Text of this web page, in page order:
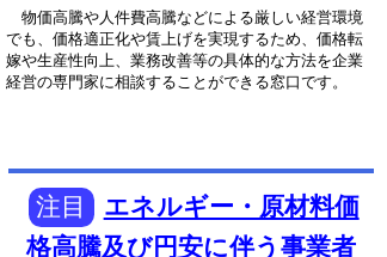
物価高騰や人件費高騰などによる厳しい経営環境
でも、価格適正化や賃上げを実現するため、価格転
嫁や生産性向上、業務改善等の具体的な方法を企業
経営の専門家に相談することができる窓口です。
注目
エネルギー・原材料価
格高騰及び円安に伴う事業者